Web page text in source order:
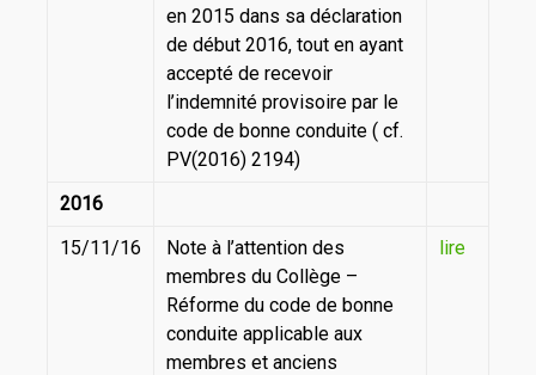
en 2015 dans sa déclaration
de début 2016, tout en ayant
accepté de recevoir
l’indemnité provisoire par le
code de bonne conduite ( cf.
PV(2016) 2194)
2016
15/11/16
Note à l’attention des
membres du Collège –
Réforme du code de bonne
conduite applicable aux
membres et anciens
lire